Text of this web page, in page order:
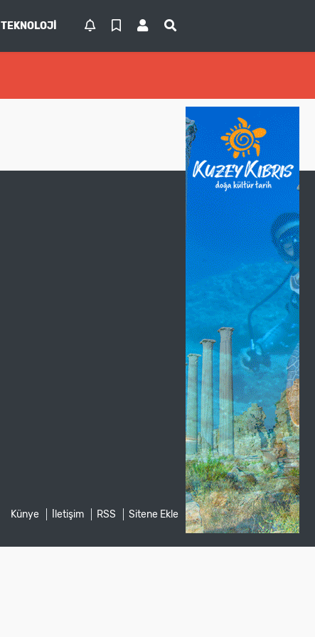
TEKNOLOJI
Künye İletişim RSS Sitene Ekle